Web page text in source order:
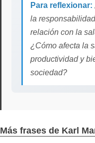
Para reflexionar:
la
relación con la
¿Cómo afecta la
productividad y
sociedad?
Más frases de Karl